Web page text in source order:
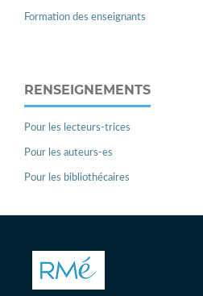
Formation des enseignants
RENSEIGNEMENTS
Pour les lecteurs-trices
Pour les auteurs-es
Pour les bibliothécaires